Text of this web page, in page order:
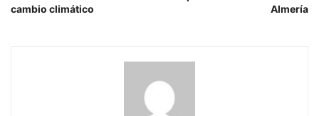
cambio climático
Almería